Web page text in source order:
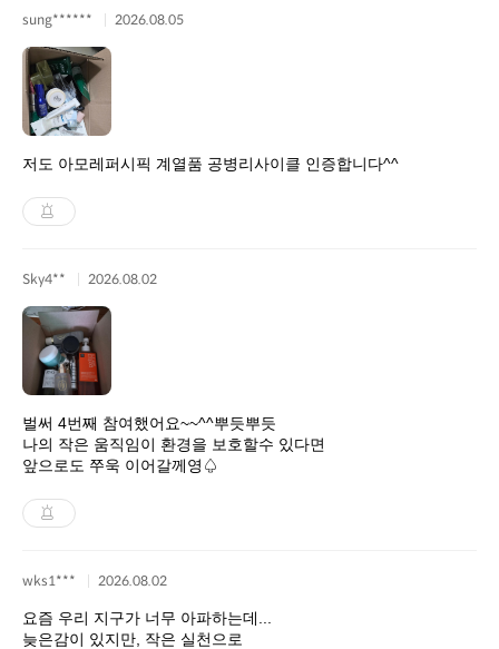
sung****** 2026.08.05
저도 아모레퍼시픽 계열품 공병리사이클 인증합니다^^
Sky4** 2026.08.02
벌써 4번째 참여했어요~~^^뿌듯뿌듯
나의 작은 움직임이 환경을 보호할수 있다면
앞으로도 쭈욱 이어갈께영♤
wks1*** 2026.08.02
요즘 우리 지구가 너무 아파하는데...
늦은감이 있지만, 작은 실천으로